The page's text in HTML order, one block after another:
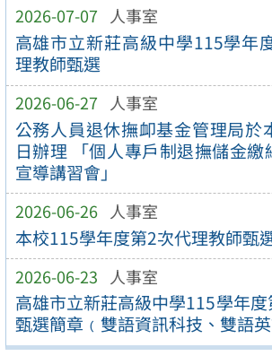
2026-07-07 人事室
高雄市立新莊高級中學115學年
理教師甄選
2026-06-27 人事室
公務人員退休撫卹基金管理局於
日辦理 「個人專戶制退撫儲金
宣導講習會」
2026-06-26 人事室
本校115學年度第2次代理教師甄
2026-06-23 人事室
高雄市立新莊高級中學115學年
甄選簡章﹙雙語資訊科技、雙語英